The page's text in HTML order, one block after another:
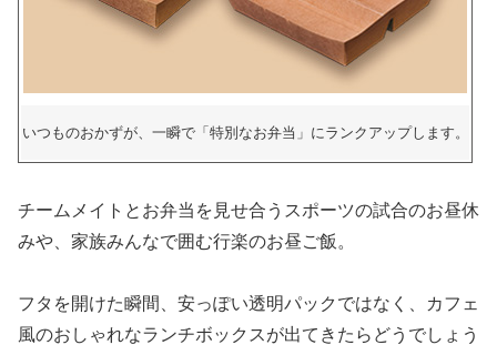
いつものおかずが、一瞬で「特別なお弁当」にランクアップします。
チームメイトとお弁当を見せ合うスポーツの試合のお昼休
みや、家族みんなで囲む行楽のお昼ご飯。
フタを開けた瞬間、安っぽい透明パックではなく、カフェ
風のおしゃれなランチボックスが出てきたらどうでしょう